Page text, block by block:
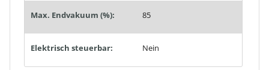
Max. Endvakuum (%): 85
Elektrisch steuerbar: Nein